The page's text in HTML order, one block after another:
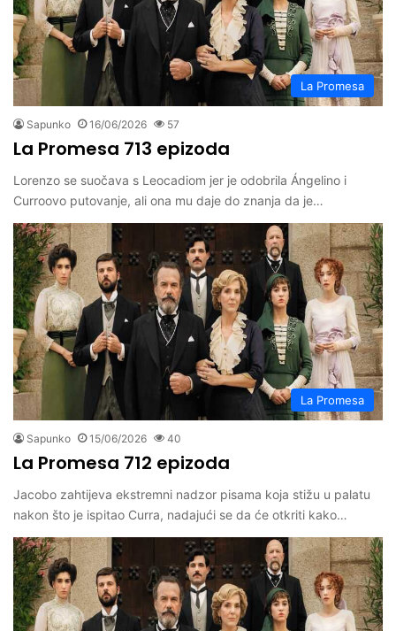
La Promesa
Sapunko 16/06/2026 57
La Promesa 713 epizoda
Lorenzo se suočava s Leocadiom jer je odobrila Ángelino i
Curroovo putovanje, ali ona mu daje do znanja da je…
La Promesa
Sapunko 15/06/2026 40
La Promesa 712 epizoda
Jacobo zahtijeva ekstremni nadzor pisama koja stižu u palatu
nakon što je ispitao Curra, nadajući se da će otkriti kako…